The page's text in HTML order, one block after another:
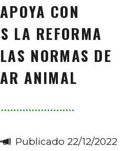
CON
LA REFORMA
NORMAS DE
ANIMAL
Publicado 22/12/2022